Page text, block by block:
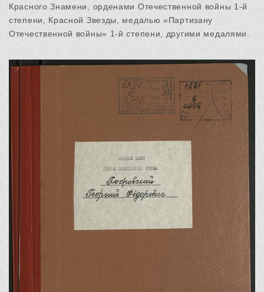
Красного Знамени, орденами Отечественной войны 1-й
степени, Красной Звезды, медалью «Партизану
Отечественной войны» 1-й степени, другими медалями.